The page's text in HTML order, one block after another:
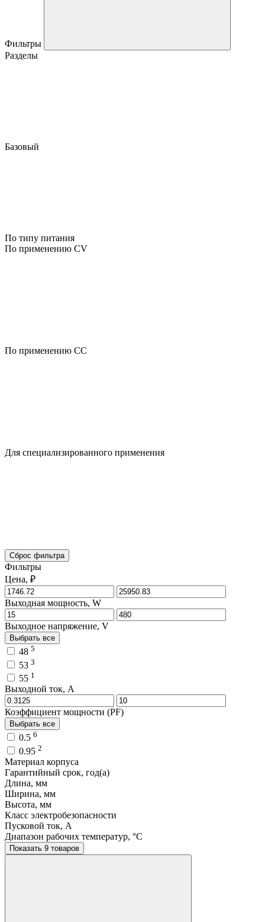
Фильтры
Разделы
Базовый
По типу питания
По применению CV
По применению CC
Для специализированного применения
Сброс фильтра
Фильтры
Цена, ₽
Выходная мощность, W
Выходное напряжение, V
Выбрать все
48 5
53 3
55 1
Выходной ток, A
Коэффициент мощности (PF)
Выбрать все
0.5 6
0.95 2
Материал корпуса
Гарантийный срок, год(а)
Длина, мм
Ширина, мм
Высота, мм
Класс электробезопасности
Пусковой ток, A
Диапазон рабочих температур, °C
Показать 9 товаров